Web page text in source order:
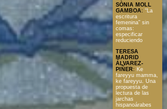
SÒNIA MOLL
GAMBOA: “La
escritura
femenina” sin
comas:
especificar
reduciendo
TERESA
MADRID
ÁLVAREZ-
PIÑER: Ke
fareyyu mamma,
ke fareyyu. Una
propuesta de
lectura de las
jarchas
hispanoárabes